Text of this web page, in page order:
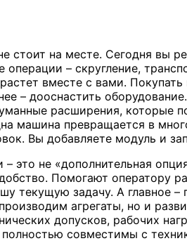
стоит на месте. Сегодня вы
операции – скругление,
вместе с вами.
– дооснастить
расширения, которые
машина превращается в
Вы добавляете модуль и
это не «дополнительная
Помогают оператору
текущую задачу. А главное
агрегаты, но и
допусков, рабочих
совместимы с